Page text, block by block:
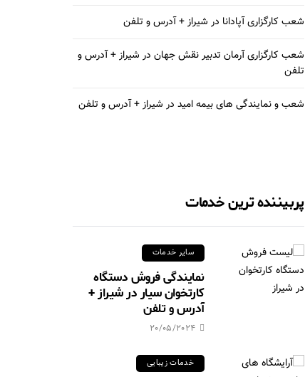
شعب کارگزاری آپادانا در شیراز + آدرس و تلفن
شعب کارگزاری آرمان تدبیر نقش جهان در شیراز + آدرس و
تلفن
شعب و نمایندگی های بیمه امید در شیراز + آدرس و تلفن
پربیننده ترین خدمات
سایر خدمات
نمایندگی فروش دستگاه
کارتخوان سیار در شیراز +
آدرس و تلفن
20/05/2024
خدمات زیبایی